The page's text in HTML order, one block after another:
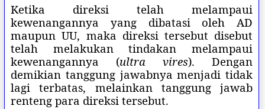
Ketika direksi telah melampaui
kewenangannya yang dibatasi oleh AD
maupun UU, maka direksi tersebut disebut
telah melakukan tindakan melampaui
kewenangannya (ultra vires). Dengan
demikian tanggung jawabnya menjadi tidak
lagi terbatas, melainkan tanggung jawab
renteng para direksi tersebut.